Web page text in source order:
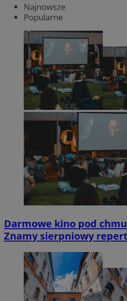
Najnowsze
Popularne
Darmowe kino pod
Znamy sierpniowy